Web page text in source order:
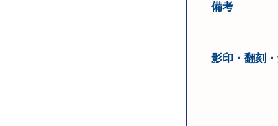
備考
影印・翻刻